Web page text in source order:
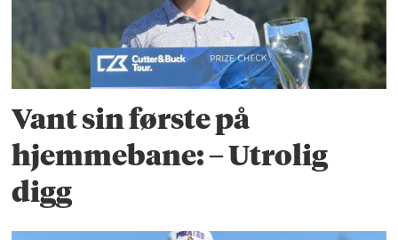
Vant sin første på
hjemmebane: – Utrolig
digg